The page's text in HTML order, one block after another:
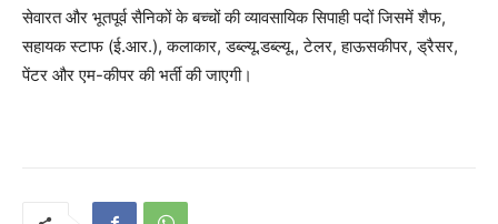
सेवारत और भूतपूर्व सैनिकों के बच्चों की व्यावसायिक सिपाही पदों जिसमें शैफ,
सहायक स्टाफ (ई.आर.), कलाकार, डब्ल्यू.डब्ल्यू., टेलर, हाऊसकीपर, ड्रैसर,
पेंटर और एम-कीपर की भर्ती की जाएगी।